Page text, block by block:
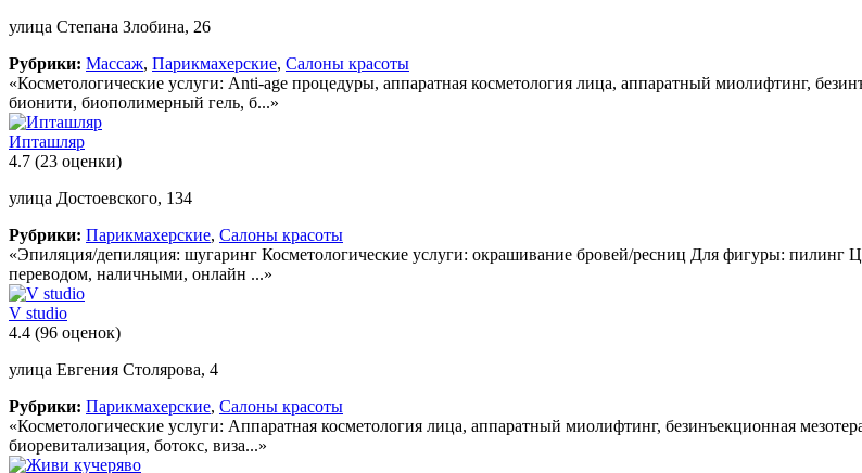
улица Степана Злобина, 26
Рубрики: Массаж, Парикмахерские, Салоны красоты
«Косметологические услуги: Anti-age процедуры, аппаратная косметология лица, аппаратный миолифтинг,
бионити, биополимерный гель, б...»
Ипташляр
4.7 (23 оценки)
улица Достоевского, 134
Рубрики: Парикмахерские, Салоны красоты
«Эпиляция/депиляция: шугаринг Косметологические услуги: окрашивание бровей/ресниц Для фигуры: пилинг
переводом, наличными, онлайн ...»
V studio
4.4 (96 оценок)
улица Евгения Столярова, 4
Рубрики: Парикмахерские, Салоны красоты
«Косметологические услуги: Аппаратная косметология лица, аппаратный миолифтинг, безинъекционная
биоревитализация, ботокс, виза...»